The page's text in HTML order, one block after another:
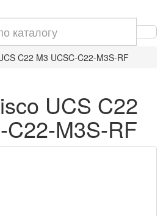
C22 M3 UCSC-C22-M3S-RF
UCS C22
C22-M3S-RF